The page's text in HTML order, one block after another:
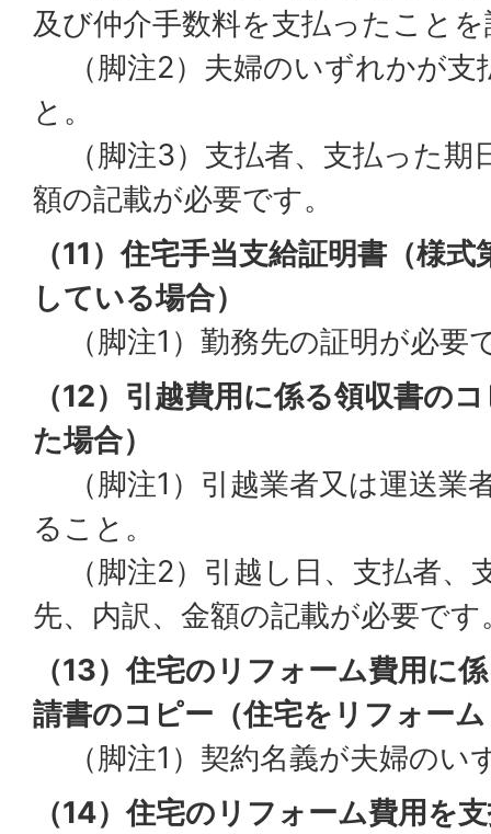
及び仲介手数料を支払ったこと
（脚注2）夫婦のいずれかが支
と。
（脚注3）支払者、支払った期
額の記載が必要です。
（11）住宅手当支給証明書（様
している場合）
（脚注1）勤務先の証明が必要
（12）引越費用に係る領収書の
た場合）
（脚注1）引越業者又は運送業
ること。
（脚注2）引越し日、支払者、
先、内訳、金額の記載が必要です
（13）住宅のリフォーム費用に
請書のコピー（住宅をリフォー
（脚注1）契約名義が夫婦のい
（14）住宅のリフォーム費用を